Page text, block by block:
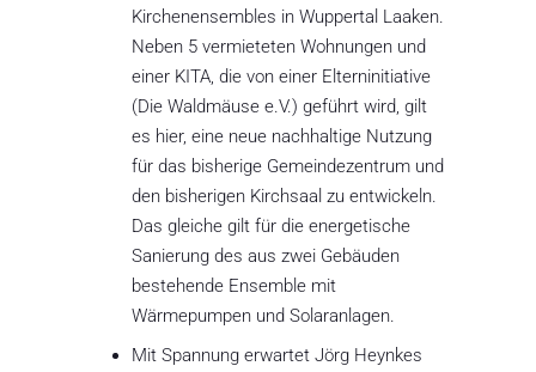
Kirchenensembles in Wuppertal Laaken.
Neben 5 vermieteten Wohnungen und
einer KITA, die von einer Elterninitiative
(Die Waldmäuse e.V.) geführt wird, gilt
es hier, eine neue nachhaltige Nutzung
für das bisherige Gemeindezentrum und
den bisherigen Kirchsaal zu entwickeln.
Das gleiche gilt für die energetische
Sanierung des aus zwei Gebäuden
bestehende Ensemble mit
Wärmepumpen und Solaranlagen.
Mit Spannung erwartet Jörg Heynkes